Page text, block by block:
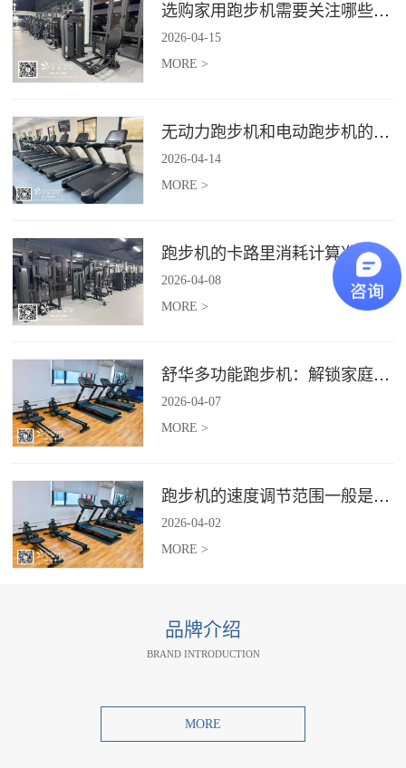
选购家用跑步机需要关注哪些核心参数？
2026-04-15
MORE >
无动力跑步机和电动跑步机的区别是什么？
2026-04-14
MORE >
跑步机的卡路里消耗计算准确吗？
2026-04-08
MORE >
舒华多功能跑步机：解锁家庭健身新体验（体楷体育）
2026-04-07
MORE >
跑步机的速度调节范围一般是多少？
2026-04-02
MORE >
品牌介绍
BRAND INTRODUCTION
MORE